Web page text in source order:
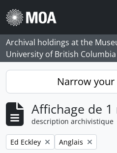
Skip to main content
Archival holdings at the
University of British Columbia
Narrow
Affichage de
description archivistique
Remove filter:
Ed Eckley Remove filter:
Anglais